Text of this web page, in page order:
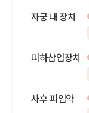
자궁 내 장치
피하삽입장치
사후 피임약